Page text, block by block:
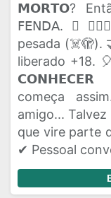
𝗠𝗢𝗥𝗧𝗢?
𝖥𝖤𝖭𝖣𝖠. 🫟
pesada (☠️🫣).
liberado
𝗖𝗢𝗡𝗛𝗘𝗖𝗘𝗥
começa
amigo...
que vire parte
✔ Pessoal